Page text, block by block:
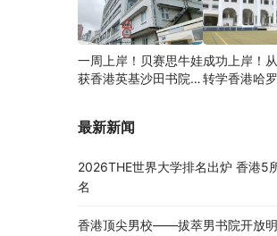
一周上岸！贝赛思牛娃
获香港英基沙田书院录
成功上岸！
转学香港哈
最新新闻
2026THE世界大学排名出炉 香港5
名
香港顶尖男校——拔萃男书院开放